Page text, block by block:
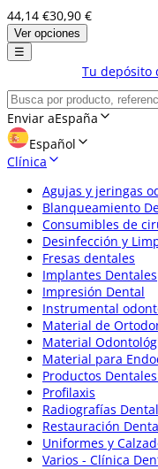
44,14 €30,90 €
Ver opciones
☰
Tu depósito
Enviar aEspaña
Español
Clínica
Agujas y jeringas
Blanqueamiento
Consumibles de
Desinfección y
Fresas dentales
Implantes Dentales
Impresión Dental
Instrumental
Material de
Material
Material para
Productos
Profilaxis
Radiografías
Restauración
Uniformes y
Varios - Clínica